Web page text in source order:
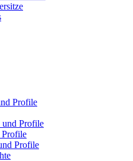
Profile
und Profile
Profile
Profile